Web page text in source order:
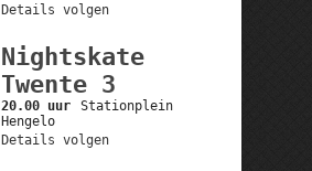
Details volgen
Nightskate
Twente 3
20.00 uur
Stationplein
Hengelo
Details volgen